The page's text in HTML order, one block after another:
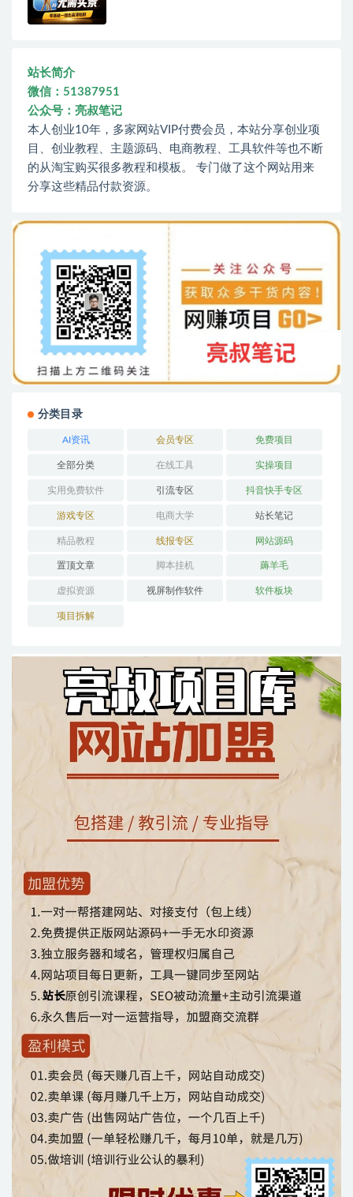
站长简介
微信：51387951
公众号：亮叔笔记
本人创业10年，多家网站VIP付费会员，本站分享创业项
目、创业教程、主题源码、电商教程、工具软件等也不断
的从淘宝购买很多教程和模板。 专门做了这个网站用来
分享这些精品付款资源。
分类目录
AI资讯 会员专区 免费项目
全部分类 在线工具 实操项目
实用免费软件 引流专区 抖音快手专区
游戏专区 电商大学 站长笔记
精品教程 线报专区 网站源码
置顶文章 脚本挂机 薅羊毛
虚拟资源 视屏制作软件 软件板块
项目拆解